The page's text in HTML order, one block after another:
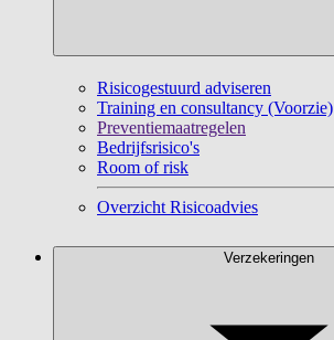
Risicogestuurd adviseren
Training en consultancy (Voorzie)
Preventiemaatregelen
Bedrijfsrisico's
Room of risk
Overzicht Risicoadvies
Verzekeringen